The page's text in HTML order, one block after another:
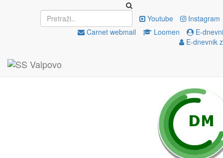
Youtube
Instagram
Carnet webmail
Loomen
E-
E-dnevnik
Upisi EU projekti
e-Škole